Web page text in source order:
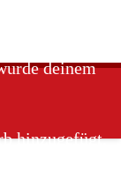
deinem
hinzugefügt.